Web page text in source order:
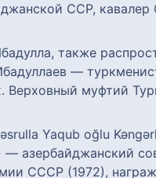
ССР,
также
—
Верховный муфтий
Yaqub oğlu
азербайджанский
СССР (1972),